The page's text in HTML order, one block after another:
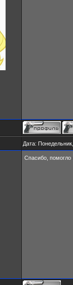
Дата:
Спасибо, помогло